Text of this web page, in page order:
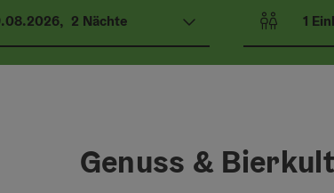
, 2 Nächte 1
Genuss &